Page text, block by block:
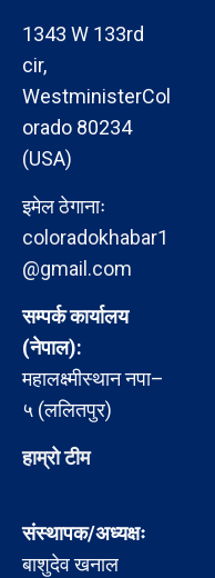
1343 W 133rd
cir,
WestministerCol
orado 80234
(USA)
इमेल ठेगानाः
coloradokhabar1
@gmail.com
सम्पर्क कार्यालय
(नेपाल):
महालक्ष्मीस्थान नपा–
५ (ललितपुर)
हाम्रो टीम
संस्थापक/अध्यक्षः
बाशुदेव खनाल